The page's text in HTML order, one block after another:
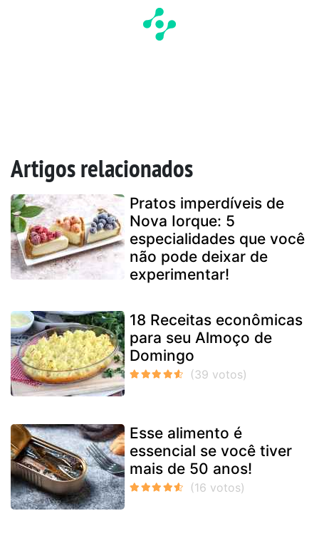
Artigos relacionados
Pratos imperdíveis de
Nova Iorque: 5
especialidades que você
não pode deixar de
experimentar!
18 Receitas econômicas
para seu Almoço de
Domingo
Esse alimento é
essencial se você tiver
mais de 50 anos!